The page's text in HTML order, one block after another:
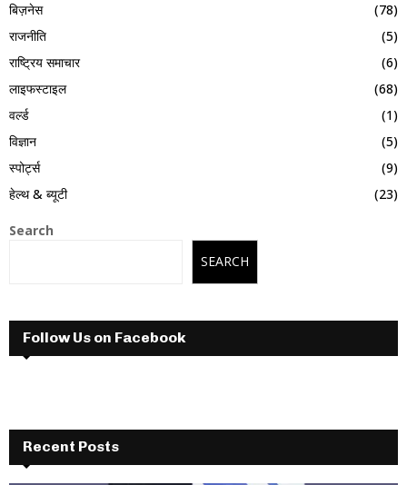
बिज़नेस
(78)
राजनीति
(5)
राष्ट्रिय समाचार
(6)
लाइफस्टाइल
(68)
वर्ल्ड
(1)
विज्ञान
(5)
स्पोर्ट्स
(9)
हेल्थ & ब्यूटी
(23)
Search
SEARCH
Follow Us on Facebook
Recent Posts